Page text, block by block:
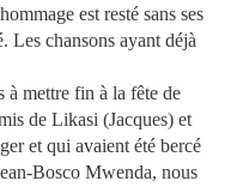
est resté sans ses
Les chansons ayant déjà
à mettre fin à la fête de
de Likasi (Jacques) et
et qui avaient été bercé
Bosco Mwenda, nous